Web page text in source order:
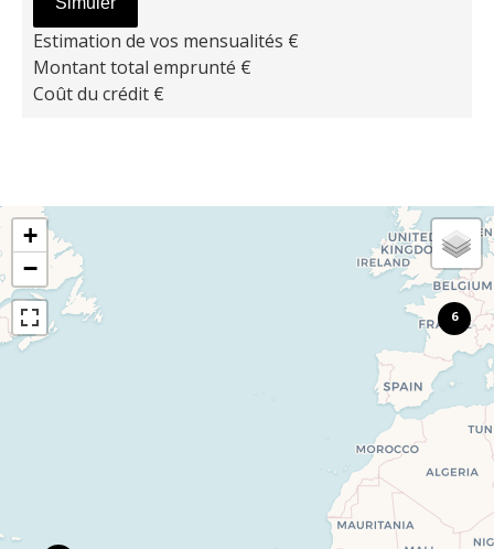
Estimation de vos mensualités €
Montant total emprunté €
Coût du crédit €
6
+
−